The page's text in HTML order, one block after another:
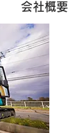
会社概要